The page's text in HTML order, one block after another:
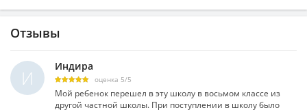
Отзывы
И
Индира
оценка 5/5
Мой ребенок перешел в эту школу в восьмом классе из
другой частной школы. При поступлении в школу было